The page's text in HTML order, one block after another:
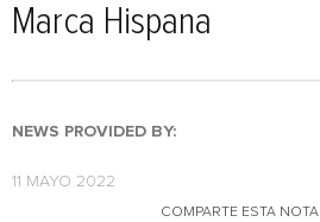
Marca Hispana
NEWS PROVIDED BY:
11 MAYO 2022
COMPARTE ESTA NOTA